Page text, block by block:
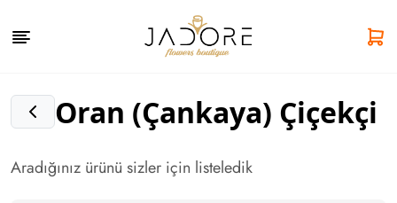
Oran (Çankaya) Çiçekçi
Aradığınız ürünü sizler için listeledik